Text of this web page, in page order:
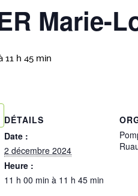
Marie-
11 h 45 min
DÉTAILS
Date :
2 décembre 2024
Heure :
11 h 00 min à 11 h 45 min